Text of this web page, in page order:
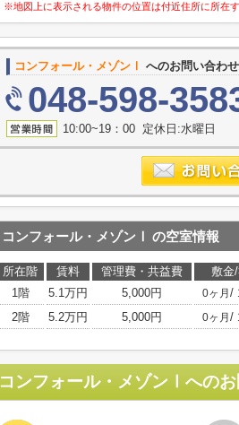
※地図上に表示される物件の位置は付近住所に所在
コンフォール・メゾンⅠ へのお問い合わ
048-598-
10:00~19：00 定休日:水曜日
コンフォール・メゾンⅠ の空室情報
所在階 賃料 管理費・共益費 敷金
1階
5.1万円 5,000円 0ヶ月 /
2階
5.2万円 5,000円 0ヶ月 /
コンフォール・メゾンⅠ への